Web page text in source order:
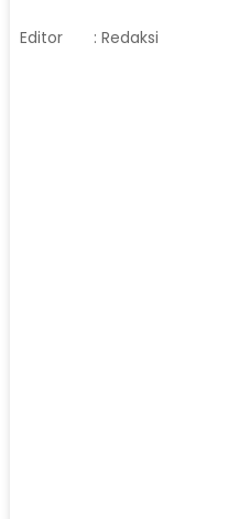
Editor : Redaksi